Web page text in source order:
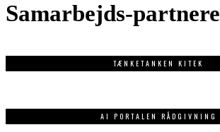
Samarbejds-partnere
TÆNKETANKEN KITEK
AI PORTALEN RÅDGIVNING